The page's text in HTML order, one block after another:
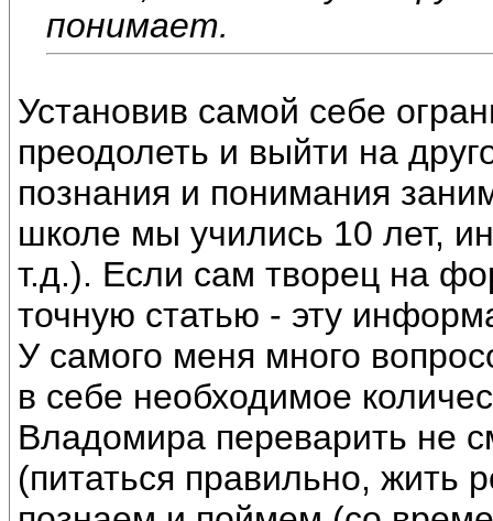
понимает.
Установив самой себе
преодолеть и выйти на
познания и понимания
школе мы учились 10 лет,
т.д.). Если сам творец на
точную статью - эту
У самого меня много
в себе необходимое
Владомира переварить не
(питаться правильно, жить